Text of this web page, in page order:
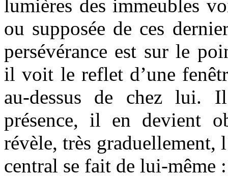
lumières des immeubles
ou supposée de ces
persévérance est sur le
il voit le reflet d’une
au-dessus de chez lui.
présence, il en devient
révèle, très graduellement,
central se fait de lui-même :